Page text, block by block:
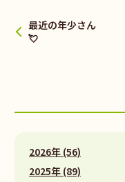
最近の年少さん
💘
2026年 (56)
2025年 (89)